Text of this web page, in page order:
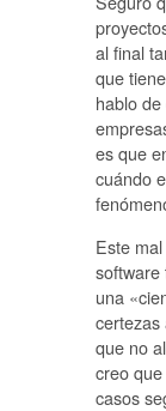
al final
que
hablo
es que
cuándo
Este
software
una
certezas
que no
creo
casos